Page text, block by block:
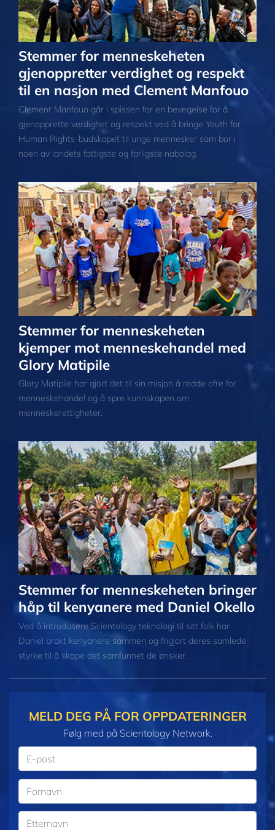
Stemmer for menneskeheten
gjenoppretter verdighet og respekt
til en nasjon med Clement Manfouo
Clement Manfouo går i spissen for en bevegelse for å
gjenopprette verdighet og respekt ved å bringe Youth for
Human Rights-budskapet til unge mennesker som bor i
noen av landets fattigste og farligste nabolag.
Stemmer for menneskeheten
kjemper mot menneskehandel med
Glory Matipile
Glory Matipile har gjort det til sin misjon å redde ofre for
menneskehandel og å spre kunnskapen om
menneskerettigheter.
Stemmer for menneskeheten bringer
håp til kenyanere med Daniel Okello
Ved å introdusere Scientology teknologi til sitt folk har
Daniel brakt kenyanere sammen og frigjort deres samlede
styrke til å skape det samfunnet de ønsker.
MELD DEG PÅ FOR OPPDATERINGER
Følg med på Scientology Network.